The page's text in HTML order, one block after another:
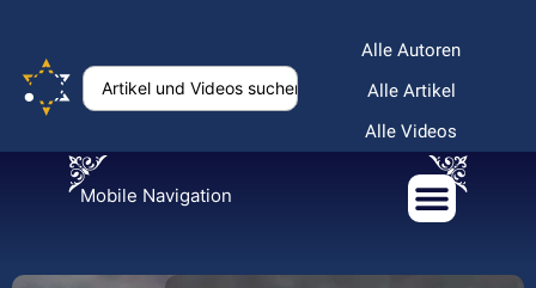
Alle Autoren
Alle Artikel
Alle Videos
Mobile Navigation